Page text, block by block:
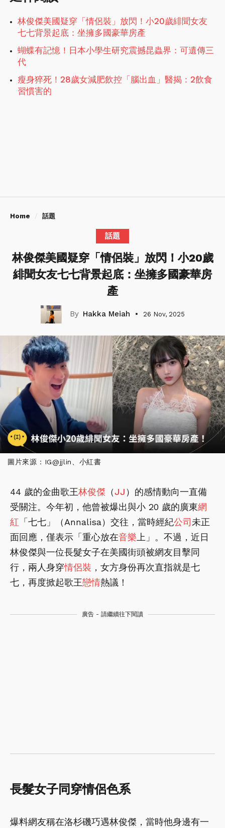
林俊傑美國疑穿「情侶裝」放閃！小20歲緋聞女友
七七背景起底：坐擁多國豪華房產
蝴蝶有記憶！日本小學生研究震撼昆蟲界：可遺傳三
代
瘦身猝死！28歲女減肥飲控「腦出血」醫揭：2飲食
習慣害的
Home 話題
話題
林俊傑美國疑穿「情侶裝」放閃！小20歲
緋聞女友七七背景起底：坐擁多國豪華房
產
Hakka Meiah 26 Nov, 2025
圖片來源：IG@jjlin、小紅書
44 歲的金曲歌王林俊傑 （JJ ）的感情動向一直備
受關注。今年初，他曾被爆出與小 20 歲的廣東網
紅 「七七」（Annalisa）交往，當時經紀公司 未正
面回應，僅表示「重心放在音樂 上」。不過，近日
林俊傑與一位長髮女子在美國街頭被網友目擊同
行，兩人身穿情侶裝 ，女方身份再次直指就是七
七，再度掀起歌王戀情熱議！
廣告 - 請繼續往下閱讀
長髮女子同穿情侶色系
爆料網友稱在洛杉磯巧遇林俊傑，當時他身邊有一